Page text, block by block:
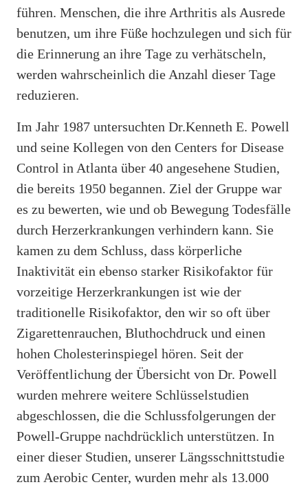
führen. Menschen, die ihre Arthritis als Ausrede
benutzen, um ihre Füße hochzulegen und sich für
die Erinnerung an ihre Tage zu verhätscheln,
werden wahrscheinlich die Anzahl dieser Tage
reduzieren.
Im Jahr 1987 untersuchten Dr.Kenneth E. Powell
und seine Kollegen von den Centers for Disease
Control in Atlanta über 40 angesehene Studien,
die bereits 1950 begannen. Ziel der Gruppe war
es zu bewerten, wie und ob Bewegung Todesfälle
durch Herzerkrankungen verhindern kann. Sie
kamen zu dem Schluss, dass körperliche
Inaktivität ein ebenso starker Risikofaktor für
vorzeitige Herzerkrankungen ist wie der
traditionelle Risikofaktor, den wir so oft über
Zigarettenrauchen, Bluthochdruck und einen
hohen Cholesterinspiegel hören. Seit der
Veröffentlichung der Übersicht von Dr. Powell
wurden mehrere weitere Schlüsselstudien
abgeschlossen, die die Schlussfolgerungen der
Powell-Gruppe nachdrücklich unterstützen. In
einer dieser Studien, unserer Längsschnittstudie
zum Aerobic Center, wurden mehr als 13.000